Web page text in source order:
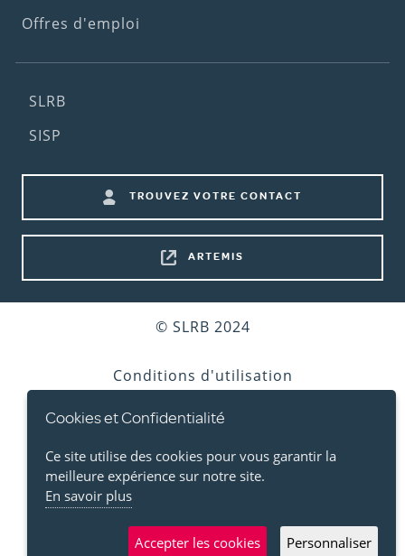
Offres d'emploi
Footer
(2nd
SLRB
SISP
Footer
shortcuts
TROUVEZ VOTRE CONTACT
ARTEMIS
© SLRB 2024
Conditions d'utilisation
Vie privée
Cookies
Accessibilité
Cookies et Confidentialité
Ce site utilise des cookies pour vous garantir la
meilleure expérience sur notre site.
En savoir plus
Accepter les cookies Personnaliser